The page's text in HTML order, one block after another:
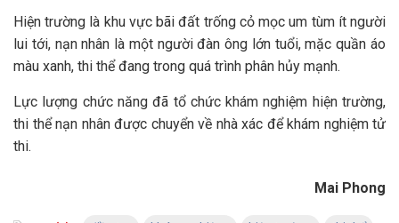
Hiện trường là khu vực bãi đất trống cỏ mọc um tùm ít người
lui tới, nạn nhân là một người đàn ông lớn tuổi, mặc quần áo
màu xanh, thi thể đang trong quá trình phân hủy mạnh.
Lực lượng chức năng đã tổ chức khám nghiệm hiện trường,
thi thể nạn nhân được chuyển về nhà xác để khám nghiệm tử
thi.
Mai Phong